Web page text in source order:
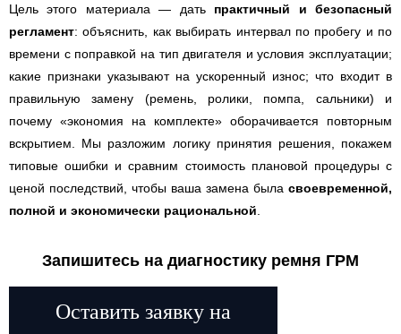
Цель этого материала — дать практичный и безопасный
регламент: объяснить, как выбирать интервал по пробегу и по
времени с поправкой на тип двигателя и условия эксплуатации;
какие признаки указывают на ускоренный износ; что входит в
правильную замену (ремень, ролики, помпа, сальники) и
почему «экономия на комплекте» оборачивается повторным
вскрытием. Мы разложим логику принятия решения, покажем
типовые ошибки и сравним стоимость плановой процедуры с
ценой последствий, чтобы ваша замена была своевременной,
полной и экономически рациональной
Запишитесь на диагностику ремня ГРМ
Оставить заявку на